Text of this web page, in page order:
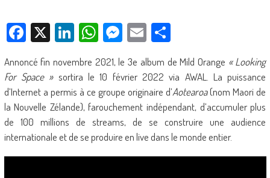
Facebook
X LinkedIn
WhatsApp
Messenger
EmailPartager
Annoncé fin novembre 2021, le 3e album de Mild Orange « Looking
For Space »sortira le 10 février 2022 via AWAL. La puissance
d’Internet a permis à ce groupe originaire d’Aotearoa(nom Maori de
la Nouvelle Zélande), farouchement indépendant, d’accumuler plus
de 100 millions de streams, de se construire une audience
internationale et de se produire en live dans le monde entier.